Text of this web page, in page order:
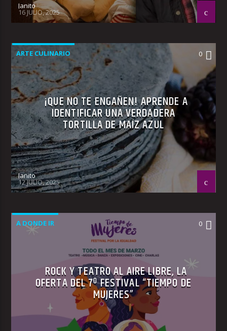
Janito
16 JULIO, 2025
ARTE CULINARIO 0
¡QUE NO TE ENGAÑEN! APRENDE A
IDENTIFICAR UNA VERDADERA
TORTILLA DE MAÍZ AZUL
Janito
12 JULIO, 2025
A DONDE IR 0
ROCK Y TEATRO AL AIRE LIBRE, LA
OFERTA DEL 7º FESTIVAL “TIEMPO DE
MUJERES”